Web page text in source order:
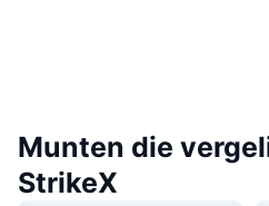
Munten die
StrikeX